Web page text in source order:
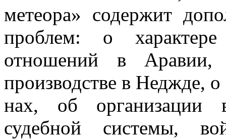
метеора» содержит
проблем: о
отношений в Аравии,
производстве в Неджде,
нах, об организации
судебной сис­темы,